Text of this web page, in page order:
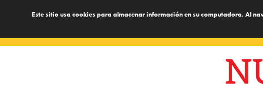
Este sitio usa cookies para almacenar información en su computadora. Al